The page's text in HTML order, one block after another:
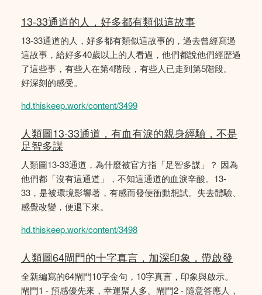
13-33通道的人，好多都有類似這故事
13-33通道的人，好多都有類似這故事的，過去曾經寫過
這故事，給好多40歲以上的人看過，他們都說他們經歴過
了這些事，有些人在第4階段，有些人已走到第5階段。
好深刻的感受。
hd.thiskeep.work/content/3499
人類圖13-33通道，有血有淚的親身經驗，不是
足智多謀
人類圖13-33通道，為什麼被官方指「足智多謀」？ 因為
他們都「沒有這通道」，不知這通道的血淚辛酸。13-
33，是被環境影響著，有感而發便衝動想試。失去體驗、
感覺改變，便退下來。
hd.thiskeep.work/content/3498
人類圖64閘門的十字真言，加深印象，帶啟發
全新編寫的64閘門10字金句，10字真言，印象與啟示。
閘門1 - 預感優先來，幸運聚人多。閘門2 - 隨意答應人，